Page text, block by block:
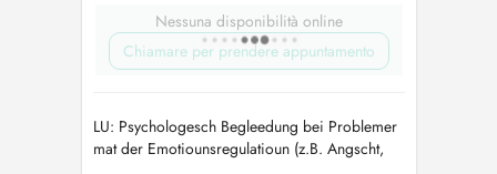
Nessuna disponibilità online
Chiamare per prendere appuntamento
LU: Psychologesch Begleedung bei Problemer
mat der Emotiounsregulatioun (z.B. Angscht,